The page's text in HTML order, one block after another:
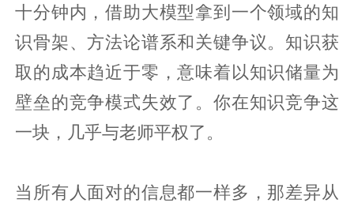
十分钟内，借助大模型拿到一个领域的知
识骨架、方法论谱系和关键争议。知识获
取的成本趋近于零，意味着以知识储量为
壁垒的竞争模式失效了。你在知识竞争这
一块，几乎与老师平权了。
当所有人面对的信息都一样多，那差异从